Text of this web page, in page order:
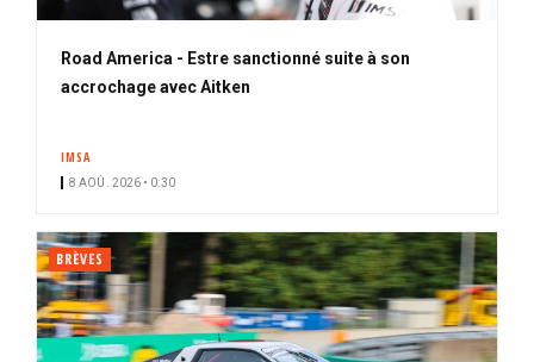
Road America - Estre sanctionné suite à son
accrochage avec Aitken
IMSA
8 AOÛ. 2026 • 0:30
BRÈVES